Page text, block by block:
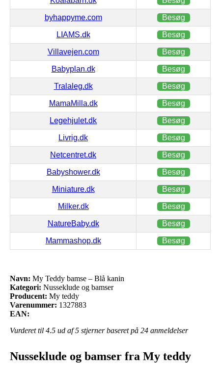
byhappyme.com Besøg
LIAMS.dk Besøg
Villavejen.com Besøg
Babyplan.dk Besøg
Tralaleg.dk Besøg
MamaMilla.dk Besøg
Legehjulet.dk Besøg
Livrig.dk Besøg
Netcentret.dk Besøg
Babyshower.dk Besøg
Miniature.dk Besøg
Milker.dk Besøg
NatureBaby.dk Besøg
Mammashop.dk Besøg
Navn: My Teddy bamse – Blå kanin
Kategori: Nusseklude og bamser
Producent: My teddy
Varenummer: 1327883
EAN:
Vurderet til 4.5 ud af 5 stjerner baseret på 24 anmeldelser
Nusseklude og bamser fra My teddy